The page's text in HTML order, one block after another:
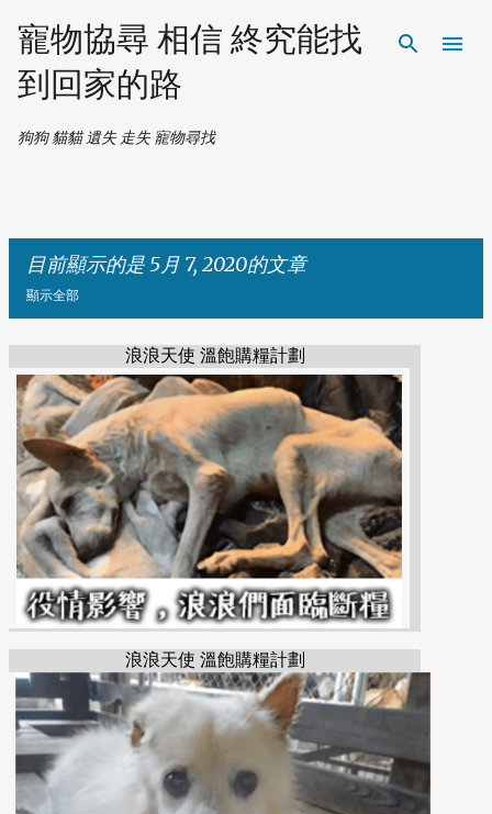
跳到主要內容
寵物協尋 相信 終究能找
到回家的路
狗狗 貓貓 遺失 走失 寵物尋找
目前顯示的是 5月 7, 2020的文章
顯示全部
發
表
文
章
浪浪天使 溫飽購糧計劃
浪浪天使 溫飽購糧計劃